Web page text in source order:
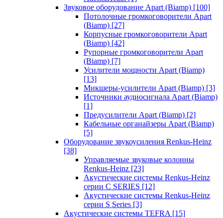
Звуковое оборудование Apart (Biamp) [100]
Потолочные громкоговорители Apart
(Biamp) [27]
Корпусные громкоговорители Apart
(Biamp) [42]
Рупорные громкоговорители Apart
(Biamp) [7]
Усилители мощности Apart (Biamp)
[13]
Микшеры-усилители Apart (Biamp) [3]
Источники аудиосигнала Apart (Biamp)
[1]
Предусилители Apart (Biamp) [2]
Кабельные органайзеры Apart (Biamp)
[5]
Оборудование звукоусиления Renkus-Heinz
[38]
Управляемые звуковые колонны
Renkus-Heinz [23]
Акустические системы Renkus-Heinz
серии C SERIES [12]
Акустические системы Renkus-Heinz
серии S Series [3]
Акустические системы TEFRA [15]